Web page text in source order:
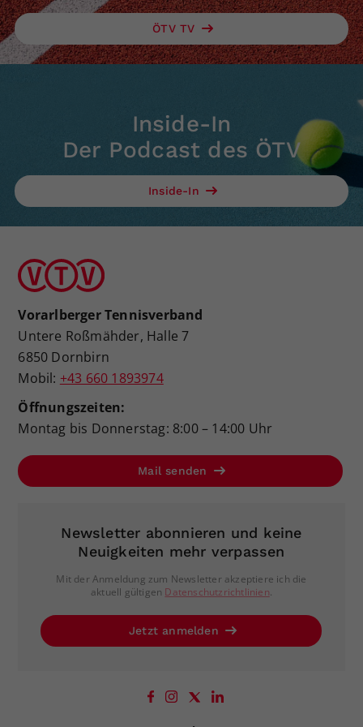
ÖTV TV
Inside-In
Der Podcast des ÖTV
Inside-In
Vorarlberger Tennisverband
Untere Roßmähder, Halle 7
6850 Dornbirn
Mobil: +43 660 1893974
Öffnungszeiten:
Montag bis Donnerstag: 8:00 – 14:00 Uhr
Mail senden
Newsletter abonnieren und keine
Neuigkeiten mehr verpassen
Mit der Anmeldung zum Newsletter akzeptiere ich die
aktuell gültigen Datenschutzrichtlinien.
Jetzt anmelden
Dieser Wert speichert Ihre Consent-
Einstellungen. Unter anderem eine
zufällig generierte ID, für die